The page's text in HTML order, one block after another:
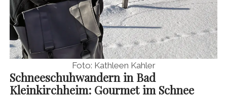
Foto: Kathleen Kahler
Schneeschuhwandern in Bad
Kleinkirchheim: Gourmet im Schnee